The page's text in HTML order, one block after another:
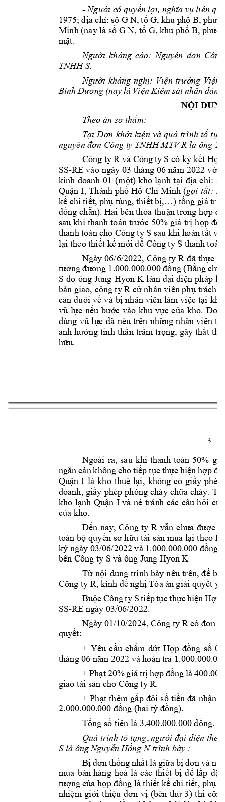
- Người có quyền lợi, nghĩa vụliên
1975; địa chỉ: số G N, tổ G, khu phố B, phườ
Minh (nay là số G N, tổ G, khu phố B, phườ
mặt.
Người kháng cáo: Nguyên đơn
TNHH S.
Người kháng nghị: Viện trưởng Viện
Bình Dương (nay là Viện Kiểm sát nhân dân
NỘI
Theo án sơ thẩm:
Tại Đơn khởi kiện và quá trình tố t
nguyên đơn Công ty TNHH MTV R là ông Tr
Công ty R và Công ty S có ký kết H
SS-RE vào ngày 03 tháng 06 năm 2022 vớ
kinh doanh 01 (một) kho lạnh tại địa chỉ:
Quận I, Thành phố Hồ Chí Minh (gọi tắt:
kế chi tiết, phụ tùng, thiết bị,…) tổng giá trị
đồng chẵn). Hai bên thỏa thuận trong hợp đồ
sau khi thanh toán trước 50% giá trị hợp đồ
thanh toán cho Công ty S sau khi hoàn tất vi
lại theo thiết kế mới để Công ty S thanh
Ngày 06/6/2022, Công ty R đã thực
tương đương 1.000.000.000 đồng (Bằng chữ
S do ông Jung Hyon K làm đại diện pháp lu
bàn giao, công ty R cử nhân viên phụ trách
cản đuổi về và bị nhân viên làm việc tại
vũ lực nếu bước vào khu vực của kho. Do
dùng vũ lực đã nêu trên những nhân viên tr
ảnh hưởng tinh thần trầm trọng, gây thất
hữu.
3
Ngoài ra, sau khi thanh toán 50%
ngăn cản không cho tiếp tục thực hiện hợp đồ
Quận I là kho thuê lại, không có giấy phép
doanh, giấy phép phòng cháy chữa cháy.
kho lạnh Quận I và né tránh các câu hỏi củ
của kho.
Đến nay, Công ty R vẫn chưa được
toàn bộ quyền sở hữu tài sản mua lại theo H
ký ngày 03/06/2022 và 1.000.000.000 đồng
bên Công ty S và ông Jung Hyon K
Từ nội dung trình bày nêu trên, để b
Công ty R, kính đề nghị Tòa án giải quyết
Buộc Công ty S tiếp tục thực hiện Hợp
SS-RE ngày 03/06/2022.
Ngày 01/10/2024, Công ty R có đơn
quyết:
+ Yêu cầu chấm dứt Hợp đồng số
tháng 06 năm 2022 và hoàn trả
+ Phạt 20% giá trị hợp đồng là
giao tài sản cho Công ty R.
+ Phạt thêm gấp đôi số tiền đã nhận
2.000.000.000 đồng (hai tỷ đồng).
Tổng số tiền là 3.400.000.000 đồng.
Quá trình tố tụng, người đại diện theo
S là ông Nguyễn Hồng N trình bày :
Bị đơn thống nhất là giữa bị đơn và
mua bán hàng hoá là các thiết bị để lắp đặ
tượng của hợp đồng là thiết kế chi tiết, phụ
nhiệm giới thiệu đơn vị (bên thứ 3) thi